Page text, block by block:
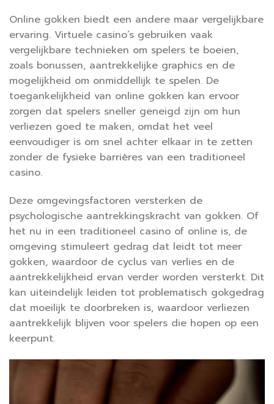
Online gokken biedt een andere maar vergelijkbare
ervaring. Virtuele casino’s gebruiken vaak
vergelijkbare technieken om spelers te boeien,
zoals bonussen, aantrekkelijke graphics en de
mogelijkheid om onmiddellijk te spelen. De
toegankelijkheid van online gokken kan ervoor
zorgen dat spelers sneller geneigd zijn om hun
verliezen goed te maken, omdat het veel
eenvoudiger is om snel achter elkaar in te zetten
zonder de fysieke barrières van een traditioneel
casino.
Deze omgevingsfactoren versterken de
psychologische aantrekkingskracht van gokken. Of
het nu in een traditioneel casino of online is, de
omgeving stimuleert gedrag dat leidt tot meer
gokken, waardoor de cyclus van verlies en de
aantrekkelijkheid ervan verder worden versterkt. Dit
kan uiteindelijk leiden tot problematisch gokgedrag
dat moeilijk te doorbreken is, waardoor verliezen
aantrekkelijk blijven voor spelers die hopen op een
keerpunt.